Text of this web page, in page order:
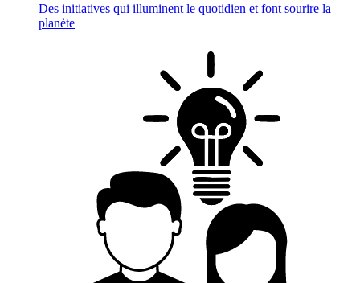
Des initiatives qui illuminent le quotidien et font sourire la
planète